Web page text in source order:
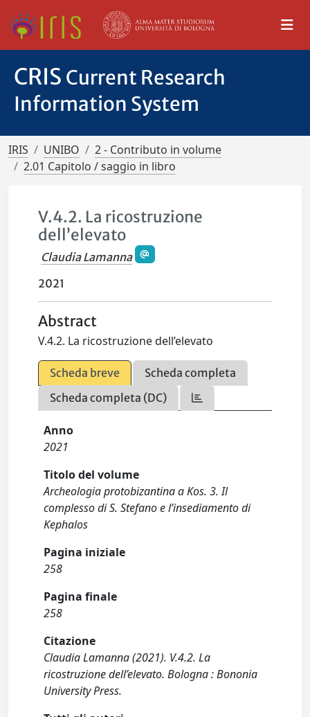
CRIS Current Research
Information System
IRIS UNIBO
2 - Contributo in volume
2.01 Capitolo / saggio in libro
V.4.2. La ricostruzione
dell’elevato
Claudia Lamanna
2021
Abstract
V.4.2. La ricostruzione dell’elevato
Scheda breve
Scheda completa
Scheda completa (DC)
Anno
2021
Titolo del volume
Archeologia protobizantina a Kos. 3. Il
complesso di S. Stefano e l’insediamento di
Kephalos
Pagina iniziale
258
Pagina finale
258
Citazione
Claudia Lamanna (2021). V.4.2. La
ricostruzione dell’elevato. Bologna : Bononia
University Press.